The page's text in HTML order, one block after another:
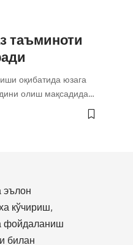
таъминоти
оқибатида юзага
олиш мақсадида…
эълон
кўчириш,
фойдаланиш
билан